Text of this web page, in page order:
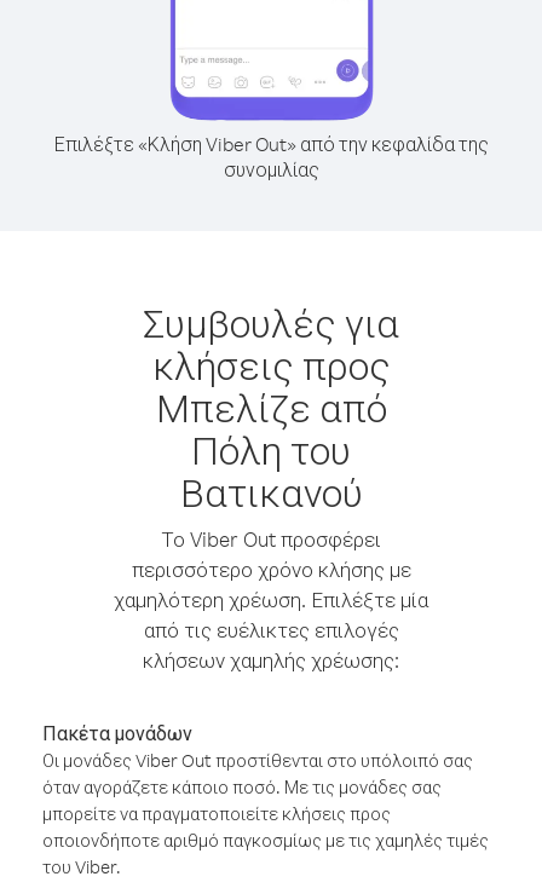
Επιλέξτε «Κλήση Viber Out» από την κεφαλίδα της
συνομιλίας
Συμβουλές για
κλήσεις προς
Μπελίζε από
Πόλη του
Βατικανού
Το Viber Out προσφέρει
περισσότερο χρόνο κλήσης με
χαμηλότερη χρέωση. Επιλέξτε μία
από τις ευέλικτες επιλογές
κλήσεων χαμηλής χρέωσης:
Πακέτα μονάδων
Οι μονάδες Viber Out προστίθενται στο υπόλοιπό σας
όταν αγοράζετε κάποιο ποσό. Με τις μονάδες σας
μπορείτε να πραγματοποιείτε κλήσεις προς
οποιονδήποτε αριθμό παγκοσμίως με τις χαμηλές τιμές
του Viber.